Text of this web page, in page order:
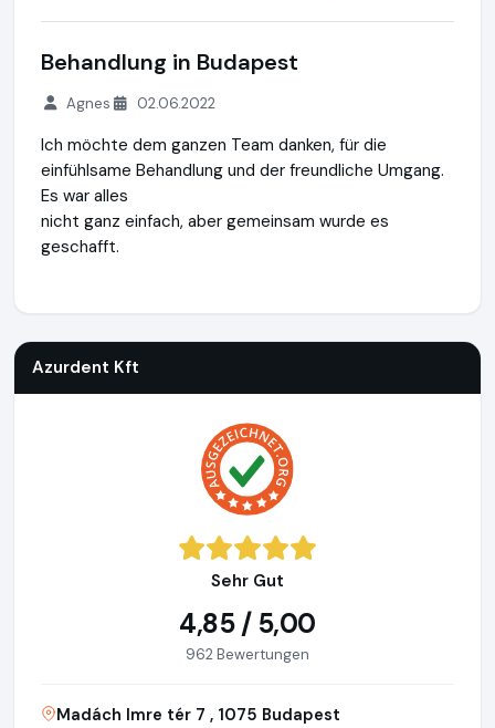
Behandlung in Budapest
Agnes 02.06.2022
Ich möchte dem ganzen Team danken, für die
einfühlsame Behandlung und der freundliche Umgang.
Es war alles
nicht ganz einfach, aber gemeinsam wurde es
geschafft.
Azurdent Kft
Sehr Gut
4,85 / 5,00
962 Bewertungen
Madách Imre tér 7 , 1075 Budapest